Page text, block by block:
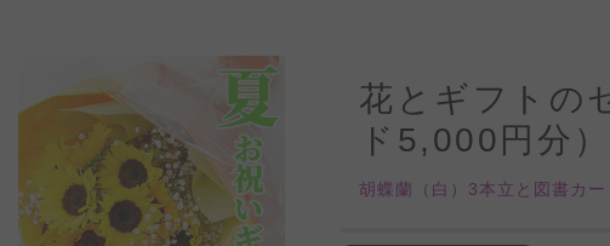
花とギフトの
ド5,000円分）
胡蝶蘭（白）3本立と図書カ